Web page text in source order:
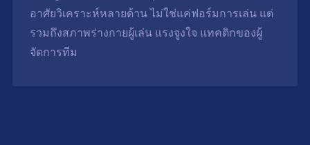
อาศัยวิเคราะห์หลายด้าน ไม่ใช่แค่ฟอร์มการเล่น แต่
รวมถึงสภาพร่างกายผู้เล่น แรงจูงใจ แทคติกของผู้
จัดการทีม